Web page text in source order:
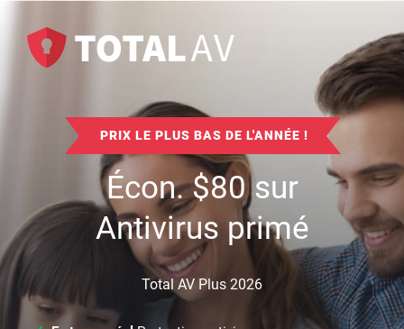
PRIX LE PLUS BAS DE L'ANNÉE !
Écon.$80sur
Antivirus primé
Total AV Plus 2026